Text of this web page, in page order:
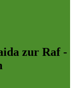
zur Raf -